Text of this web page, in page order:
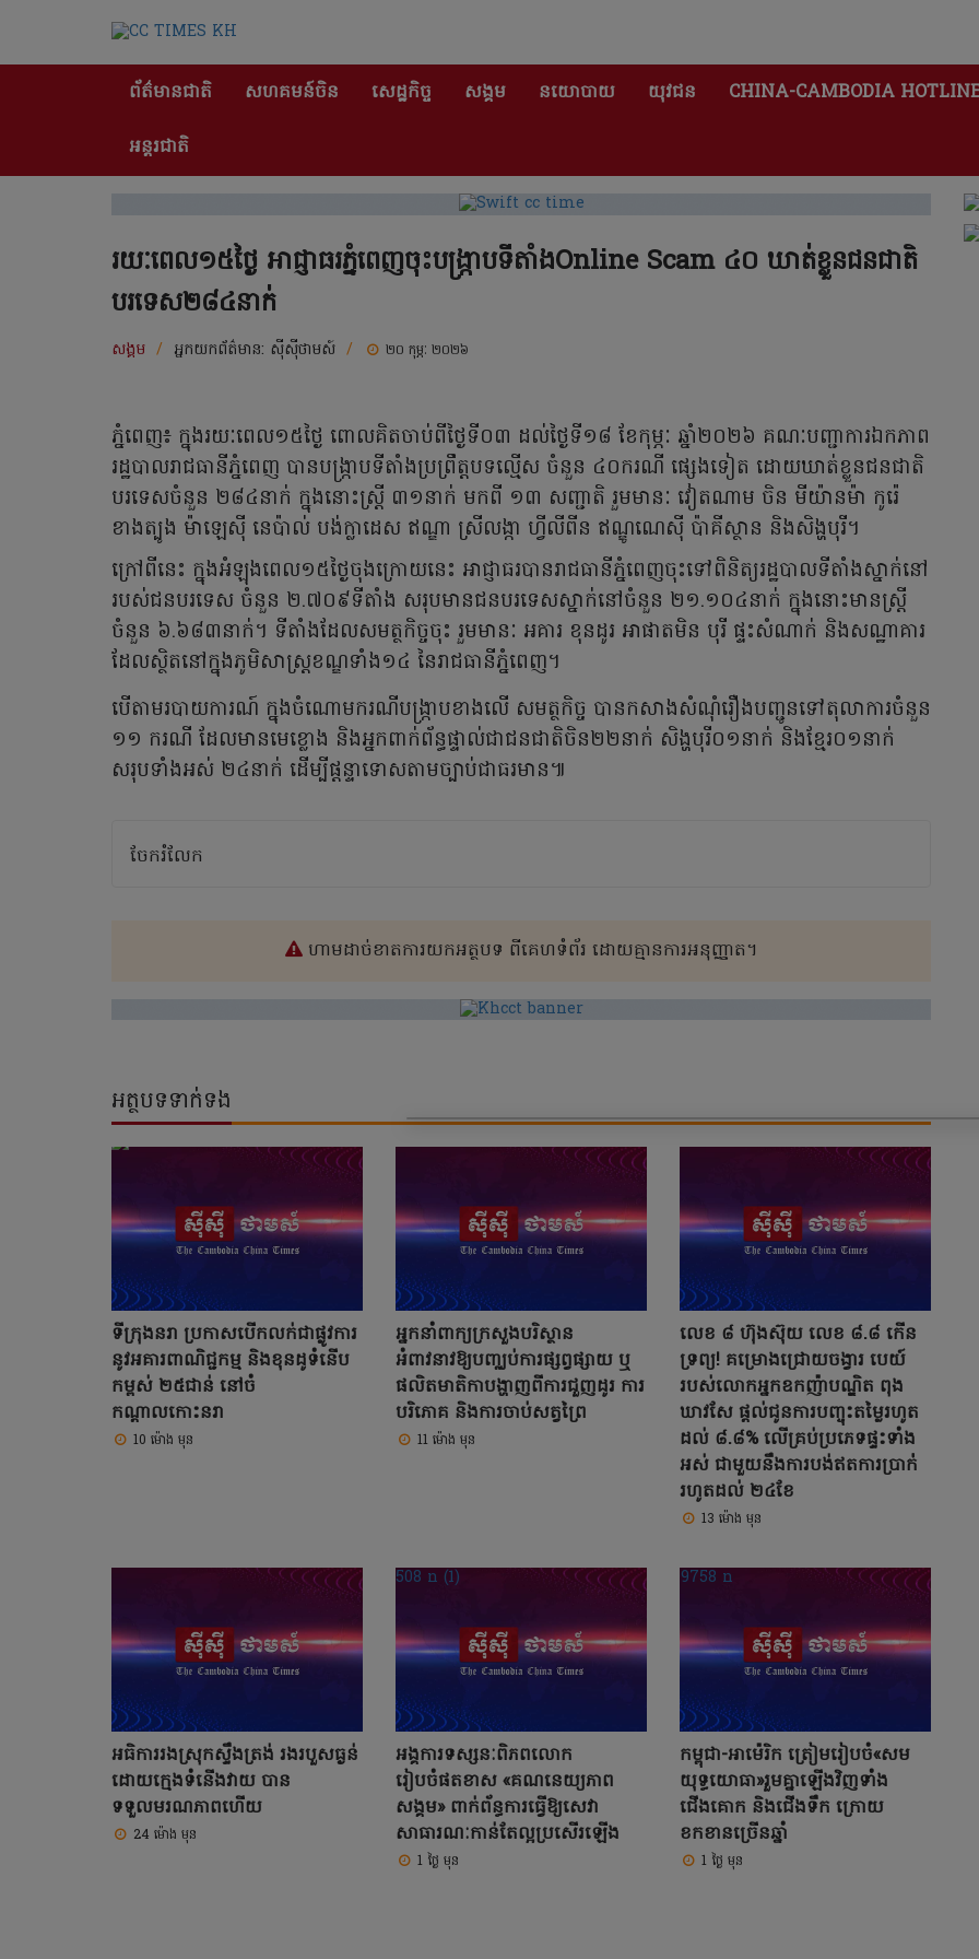
ព័ត៌មានជាតិ សហគមន៍ចិន សេដ្ឋកិច្ច សង្គម នយោបាយ យុវជន CHINA-CAMBODIA
អន្តរជាតិ
រយៈពេល១៥ថ្ងៃ អាជ្ញាធរភ្នំពេញចុះបង្ក្រាបទីតាំងOnline Scam ៤០ ឃាត់ខ្លួនជនជាតិ
បរទេស២៨៤នាក់
សង្គម / អ្នកយកព័ត៌មាន: ស៊ីស៊ីថាមស៍ / ២០ កុម្ភៈ ២០២៦
ភ្នំពេញ៖ ក្នុងរយៈពេល១៥ថ្ងៃ ពោលគិតចាប់ពីថ្ងៃទី០៣ ដល់ថ្ងៃទី១៨ ខែកុម្ភៈ ឆ្នាំ២០២៦ គណៈបញ្ជាការឯកភាព
រដ្ឋបាលរាជធានីភ្នំពេញ បានបង្ក្រាបទីតាំងប្រព្រឹត្តបទល្មើស ចំនួន ៤០ករណី ផ្សេងទៀត ដោយឃាត់ខ្លួនជនជាតិ
បរទេសចំនួន ២៨៤នាក់ ក្នុងនោះស្ត្រី ៣១នាក់ មកពី ១៣ សញ្ជាតិ រួមមានៈ វៀតណាម ចិន មីយ៉ានម៉ា កូរ៉េ
ខាងត្បូង ម៉ាឡេស៊ី នេប៉ាល់ បង់ក្លាដេស ឥណ្ឌា ស្រីលង្កា ហ្វីលីពីន ឥណ្ឌូណេស៊ី ប៉ាគីស្ថាន និងសិង្ហបុរី។
ក្រៅពីនេះ ក្នុងអំឡុងពេល១៥ថ្ងៃចុងក្រោយនេះ អាជ្ញាធរបានរាជធានីភ្នំពេញចុះទៅពិនិត្យរដ្ឋបាលទីតាំងស្នាក់នៅ
របស់ជនបរទេស ចំនួន ២.៧០៩ទីតាំង សរុបមានជនបរទេសស្នាក់នៅចំនួន ២១.១០៤នាក់ ក្នុងនោះមានស្ត្រី
ចំនួន ៦.៦៨៣នាក់។ ទីតាំងដែលសមត្ថកិច្ចចុះ រួមមានៈ អគារ ខុនដូរ អាផាតមិន បុរី ផ្ទះសំណាក់ និងសណ្ឋាគារ
ដែលស្ថិតនៅក្នុងភូមិសាស្ត្រខណ្ឌទាំង១៤ នៃរាជធានីភ្នំពេញ។
បើតាមរបាយការណ៍ ក្នុងចំណោមករណីបង្ក្រាបខាងលើ សមត្ថកិច្ច បានកសាងសំណុំរឿងបញ្ជូនទៅតុលាការចំនួន
១១ ករណី ដែលមានមេខ្លោង និងអ្នកពាក់ព័ន្ធផ្ទាល់ជាជនជាតិចិន២២នាក់ សិង្ហបុរី០១នាក់ និងខ្មែរ០១នាក់
សរុបទាំងអស់ ២៤នាក់ ដើម្បីផ្តន្ទាទោសតាមច្បាប់ជាធរមាន៕
ចែករំលែក
ហាមដាច់ខាតការយកអត្ថបទ ពីគេហទំព័រ ដោយគ្មានការអនុញ្ញាត។
អត្ថបទទាក់ទង
ទីក្រុងនរា ប្រកាសបើកលក់ជាផ្លូវការ
នូវអគារពាណិជ្ជកម្ម និងខុនដូទំនើប
កម្ពស់ ២៥ជាន់ នៅចំ
កណ្តាលកោះនរា
10 ម៉ោង មុន
អ្នកនាំពាក្យក្រសួងបរិស្ថាន
អំពាវនាវឱ្យបញ្ឈប់ការផ្សព្វផ្សាយ ឬ
ផលិតមាតិកាបង្ហាញពីការជួញដូរ ការ
បរិភោគ និងការចាប់សត្វព្រៃ
11 ម៉ោង មុន
លេខ ៨ ហ៊ុងស៊ុយ លេខ ៨.៨ កើន
ទ្រព្យ! គម្រោងជ្រោយចង្វារ បេយ៍
របស់លោកអ្នកឧកញ៉ាបណ្ឌិត ពុង
ឃាវសែ ផ្តល់ជូនការបញ្ចុះតម្លៃរហូត
ដល់ ៨.៨% លើគ្រប់ប្រភេទផ្ទះទាំង
អស់ ជាមួយនឹងការបង់ឥតការប្រាក់់
រហូតដល់ ២៤ខែ
13 ម៉ោង មុន
អធិការរងស្រុកស្ទឹងត្រង់ រងរបួសធ្ងន់
ដោយក្មេងទំនើងវាយ បាន
ទទួលមរណភាពហើយ
24 ម៉ោង មុន
អង្គការទស្សនៈពិភពលោក
រៀបចំផតខាស «គណនេយ្យភាព
សង្គម» ពាក់ព័ន្ធការធ្វើឱ្យសេវា
សាធារណៈកាន់តែល្អប្រសើរឡើង
1 ថ្ងៃ មុន
កម្ពុជា-អាម៉េរិក ត្រៀមរៀបចំ«សម
យុទ្ធ​យោធា»រួមគ្នាឡើងវិញទាំង
ជើងគោក និងជើងទឹក ក្រោយ
ខកខានច្រើនឆ្នាំ
1 ថ្ងៃ មុន